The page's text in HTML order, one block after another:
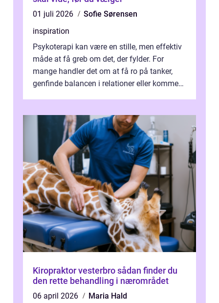
01 juli 2026
Sofie Sørensen
inspiration
Psykoterapi kan være en stille, men effektiv
måde at få greb om det, der fylder. For
mange handler det om at få ro på tanker,
genfinde balancen i relationer eller komme
Kiropraktor vesterbro sådan finder du
den rette behandling i nærområdet
06 april 2026
Maria Hald